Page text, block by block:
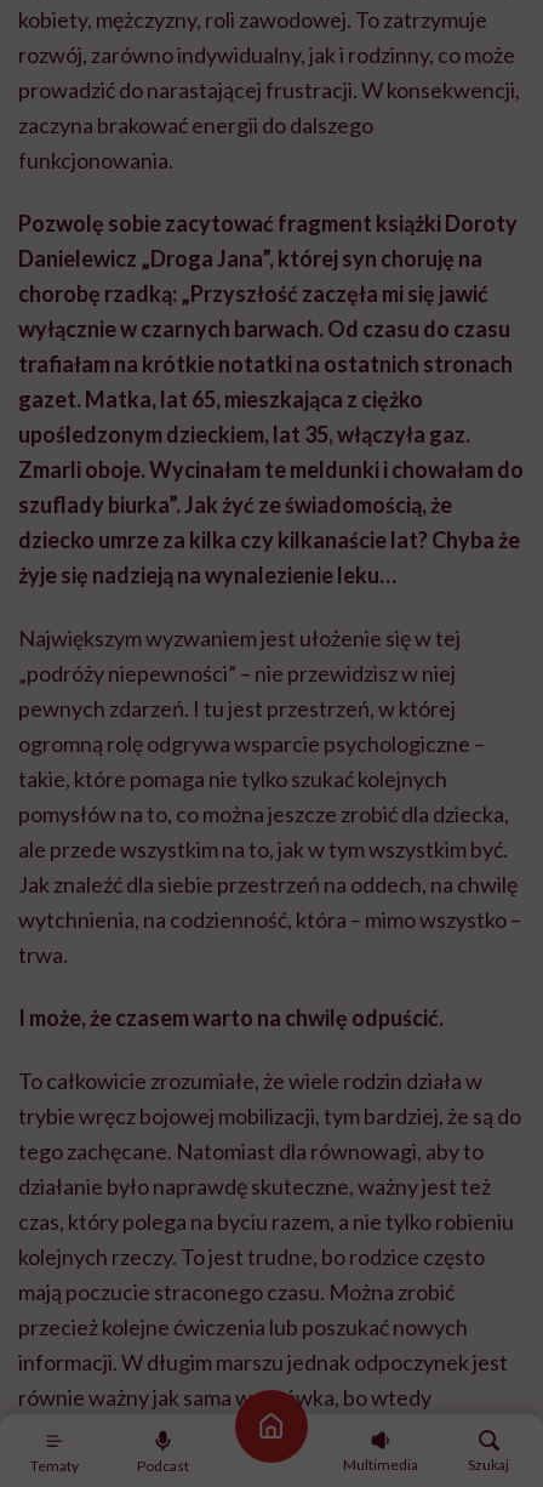
Tematy Podcast
Strona główna
Multimedia
Szukaj
kobiety, mężczyzny, roli zawodowej. To zatrzymuje
rozwój, zarówno indywidualny, jak i rodzinny, co może
prowadzić do narastającej frustracji. W konsekwencji,
zaczyna brakować energii do dalszego
funkcjonowania.
Pozwolę sobie zacytować fragment książki Doroty
Danielewicz „Droga Jana”, której syn choruję na
chorobę rzadką: „Przyszłość zaczęła mi się jawić
wyłącznie w czarnych barwach. Od czasu do czasu
trafiałam na krótkie notatki na ostatnich stronach
gazet. Matka, lat 65, mieszkająca z ciężko
upośledzonym dzieckiem, lat 35, włączyła gaz.
Zmarli oboje. Wycinałam te meldunki i chowałam do
szuflady biurka”. Jak żyć ze świadomością, że
dziecko umrze za kilka czy kilkanaście lat? Chyba że
żyje się nadzieją na wynalezienie leku…
Największym wyzwaniem jest ułożenie się w tej
„podróży niepewności” – nie przewidzisz w niej
pewnych zdarzeń. I tu jest przestrzeń, w której
ogromną rolę odgrywa wsparcie psychologiczne –
takie, które pomaga nie tylko szukać kolejnych
pomysłów na to, co można jeszcze zrobić dla dziecka,
ale przede wszystkim na to, jak w tym wszystkim być.
Jak znaleźć dla siebie przestrzeń na oddech, na chwilę
wytchnienia, na codzienność, która – mimo wszystko –
trwa.
I może, że czasem warto na chwilę odpuścić.
To całkowicie zrozumiałe, że wiele rodzin działa w
trybie wręcz bojowej mobilizacji, tym bardziej, że są do
tego zachęcane. Natomiast dla równowagi, aby to
działanie było naprawdę skuteczne, ważny jest też
czas, który polega na byciu razem, a nie tylko robieniu
kolejnych rzeczy. To jest trudne, bo rodzice często
mają poczucie straconego czasu. Można zrobić
przecież kolejne ćwiczenia lub poszukać nowych
informacji. W długim marszu jednak odpoczynek jest
równie ważny jak sama wędrówka, bo wtedy
następuje regeneracja, odzyskiwanie sił, poznanie
siebie i swoich najbliższych, ich potrzeb.